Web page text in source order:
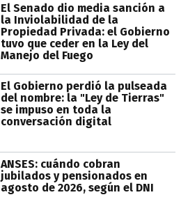
El Senado dio media sanción a
la Inviolabilidad de la
Propiedad Privada: el Gobierno
tuvo que ceder en la Ley del
Manejo del Fuego
El Gobierno perdió la pulseada
del nombre: la "Ley de Tierras"
se impuso en toda la
conversación digital
ANSES: cuándo cobran
jubilados y pensionados en
agosto de 2026, según el DNI